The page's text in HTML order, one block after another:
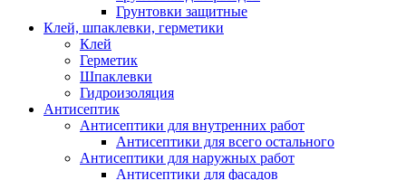
Грунтовки защитные
Клей, шпаклевки, герметики
Клей
Герметик
Шпаклевки
Гидроизоляция
Антисептик
Антисептики для внутренних работ
Антисептики для всего остального
Антисептики для наружных работ
Антисептики для фасадов